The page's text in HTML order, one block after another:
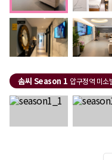
솜씨 Season 1 압구정역 미